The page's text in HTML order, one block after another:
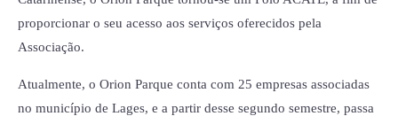
proporcionar o seu acesso aos serviços oferecidos pela
Associação.
Atualmente, o Orion Parque conta com 25 empresas associadas
no município de Lages, e a partir desse segundo semestre, passa